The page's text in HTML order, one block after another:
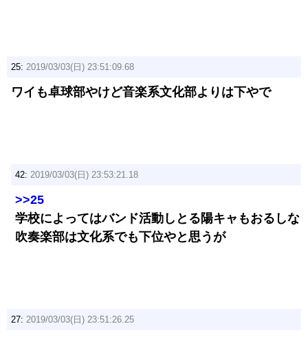
25: 2019/03/03(日) 23:51:09.68
ワイも卓球部やけど音楽系文化部よりは下やで
42: 2019/03/03(日) 23:53:21.18
>>25
学校によってはバンド活動しとる陽キャもおるしな
吹奏楽部は文化系でも下位やと思うが
27: 2019/03/03(日) 23:51:26.25